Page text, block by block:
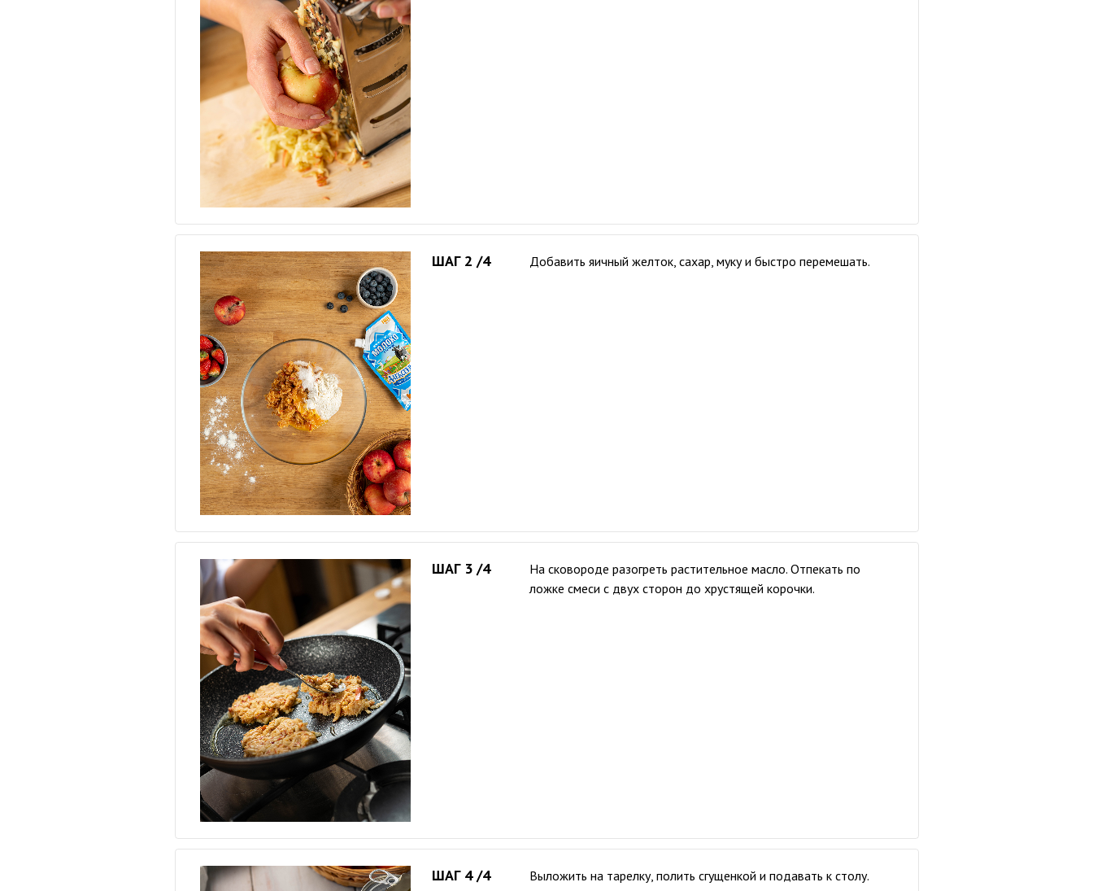
ШАГ 2 /4 Добавить яичный желток, сахар, муку и быстро перемешать.
ШАГ 3 /4
На сковороде разогреть растительное масло. Отпекать по
ложке смеси с двух сторон до хрустящей корочки.
ШАГ 4 /4 Выложить на тарелку, полить сгущенкой и подавать к столу.